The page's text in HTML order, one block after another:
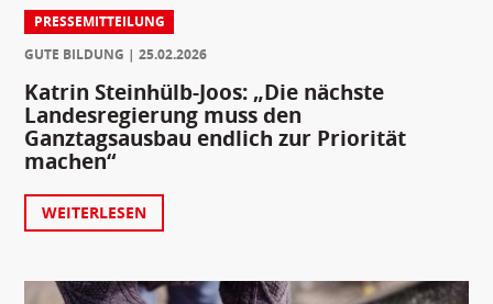
PRESSEMITTEILUNG
GUTE BILDUNG
25.02.2026
Katrin Steinhülb-Joos: „Die nächste
Landesregierung muss den
Ganztagsausbau endlich zur Priorität
machen“
WEITERLESEN